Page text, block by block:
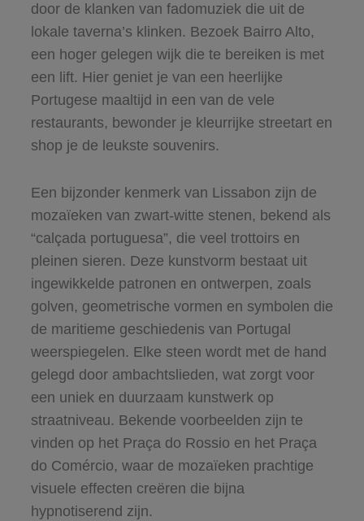
door de klanken van fadomuziek die uit de
lokale taverna’s klinken. Bezoek Bairro Alto,
een hoger gelegen wijk die te bereiken is met
een lift. Hier geniet je van een heerlijke
Portugese maaltijd in een van de vele
restaurants, bewonder je kleurrijke streetart en
shop je de leukste souvenirs.
Een bijzonder kenmerk van Lissabon zijn de
mozaïeken van zwart-witte stenen, bekend als
“calçada portuguesa”, die veel trottoirs en
pleinen sieren. Deze kunstvorm bestaat uit
ingewikkelde patronen en ontwerpen, zoals
golven, geometrische vormen en symbolen die
de maritieme geschiedenis van Portugal
weerspiegelen. Elke steen wordt met de hand
gelegd door ambachtslieden, wat zorgt voor
een uniek en duurzaam kunstwerk op
straatniveau. Bekende voorbeelden zijn te
vinden op het Praça do Rossio en het Praça
do Comércio, waar de mozaïeken prachtige
visuele effecten creëren die bijna
hypnotiserend zijn.